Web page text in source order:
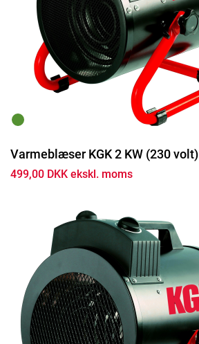
Varmeblæser KGK 2 KW (230 volt)
499,00 DKK ekskl. moms